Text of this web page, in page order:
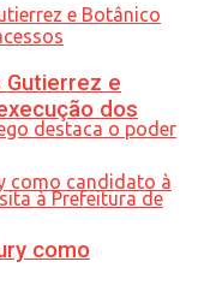
e
dos
como